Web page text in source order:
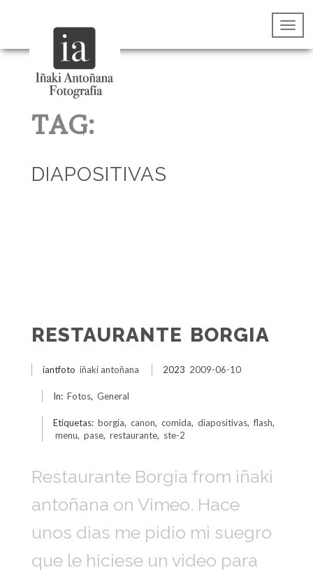
TAG:
DIAPOSITIVAS
RESTAURANTE BORGIA
iantfoto iñaki antoñana 2023 2009-06-10
In: Fotos, General
Etiquetas: borgia, canon, comida, diapositivas, flash,
menu, pase, restaurante, ste-2
Restaurante Borgia from iñaki
antoñana on Vimeo. Hace
unos dias me pidio mi suegro
que le hiciese un video para